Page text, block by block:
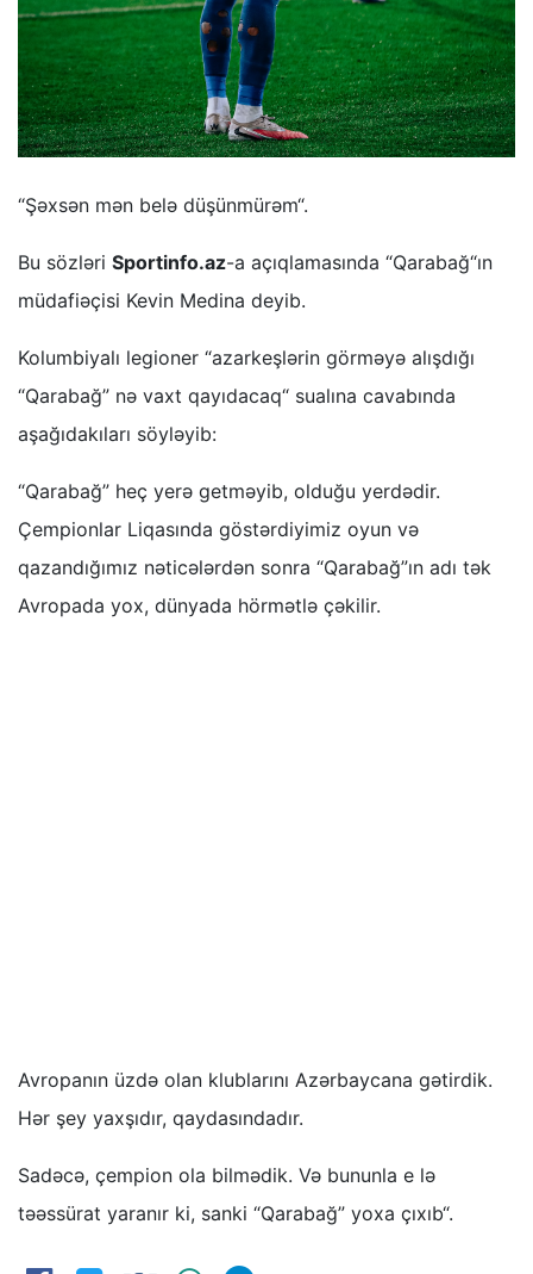
“Şəxsən mən belə düşünmürəm“.
Bu sözləri Sportinfo.az-a açıqlamasında “Qarabağ“ın
müdafiəçisi Kevin Medina deyib.
Kolumbiyalı legioner “azarkeşlərin görməyə alışdığı
“Qarabağ” nə vaxt qayıdacaq“ sualına cavabında
aşağıdakıları söyləyib:
“Qarabağ” heç yerə getməyib, olduğu yerdədir.
Çempionlar Liqasında göstərdiyimiz oyun və
qazandığımız nəticələrdən sonra “Qarabağ”ın adı tək
Avropada yox, dünyada hörmətlə çəkilir.
Avropanın üzdə olan klublarını Azərbaycana gətirdik.
Hər şey yaxşıdır, qaydasındadır.
Sadəcə, çempion ola bilmədik. Və bununla e lə
təəssürat yaranır ki, sanki “Qarabağ” yoxa çıxıb“.